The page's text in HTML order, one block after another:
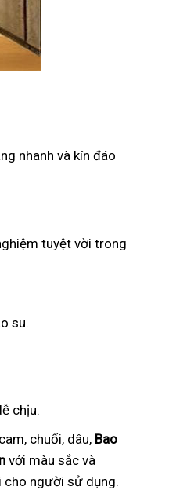
nhanh và kín đáo
tuyệt vời trong
su.
chịu.
chuối, dâu, Bao
với màu sắc và
cho người sử dụng.